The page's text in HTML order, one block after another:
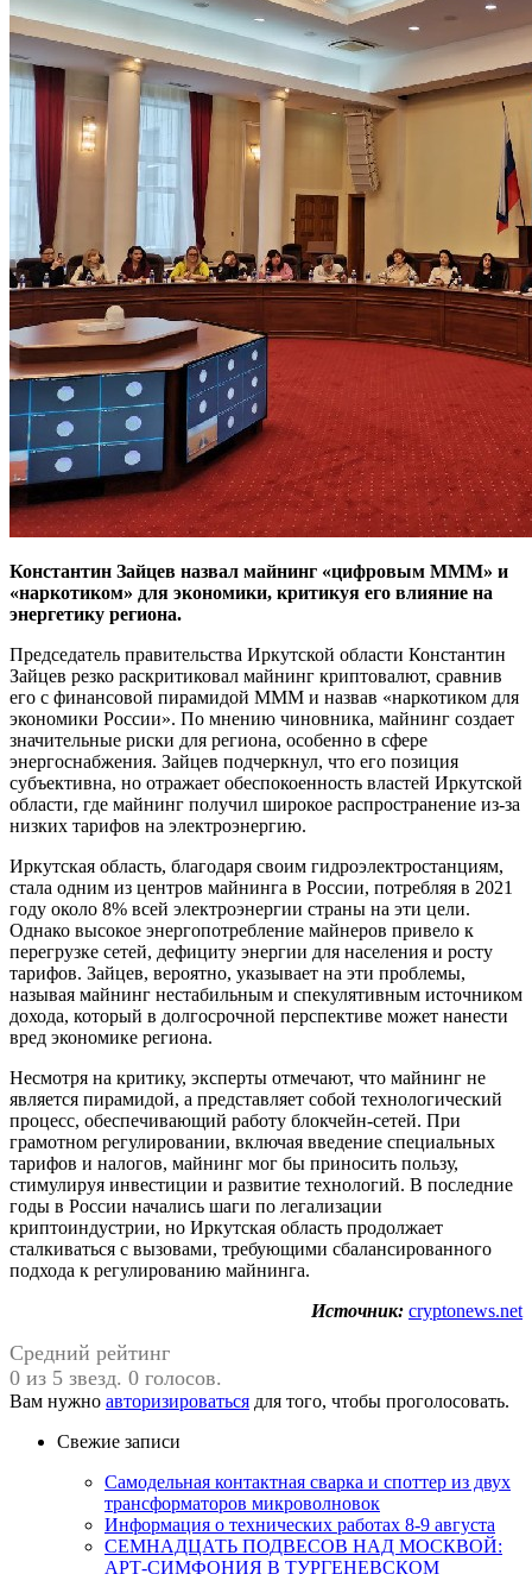
Константин Зайцев назвал майнинг «цифровым МММ» и
«наркотиком» для экономики, критикуя его влияние на
энергетику региона.
Председатель правительства Иркутской области Константин
Зайцев резко раскритиковал майнинг криптовалют, сравнив
его с финансовой пирамидой МММ и назвав «наркотиком для
экономики России». По мнению чиновника, майнинг создает
значительные риски для региона, особенно в сфере
энергоснабжения. Зайцев подчеркнул, что его позиция
субъективна, но отражает обеспокоенность властей Иркутской
области, где майнинг получил широкое распространение из-за
низких тарифов на электроэнергию.
Иркутская область, благодаря своим гидроэлектростанциям,
стала одним из центров майнинга в России, потребляя в 2021
году около 8% всей электроэнергии страны на эти цели.
Однако высокое энергопотребление майнеров привело к
перегрузке сетей, дефициту энергии для населения и росту
тарифов. Зайцев, вероятно, указывает на эти проблемы,
называя майнинг нестабильным и спекулятивным источником
дохода, который в долгосрочной перспективе может нанести
вред экономике региона.
Несмотря на критику, эксперты отмечают, что майнинг не
является пирамидой, а представляет собой технологический
процесс, обеспечивающий работу блокчейн-сетей. При
грамотном регулировании, включая введение специальных
тарифов и налогов, майнинг мог бы приносить пользу,
стимулируя инвестиции и развитие технологий. В последние
годы в России начались шаги по легализации
криптоиндустрии, но Иркутская область продолжает
сталкиваться с вызовами, требующими сбалансированного
подхода к регулированию майнинга.
Источник: cryptonews.net
Средний рейтинг
0 из 5 звезд. 0 голосов.
Вам нужно авторизироваться для того, чтобы проголосовать.
Свежие записи
Самодельная контактная сварка и споттер из двух
трансформаторов микроволновок
Информация о технических работах 8-9 августа
СЕМНАДЦАТЬ ПОДВЕСОВ НАД МОСКВОЙ:
АРТ-СИМФОНИЯ В ТУРГЕНЕВСКОМ